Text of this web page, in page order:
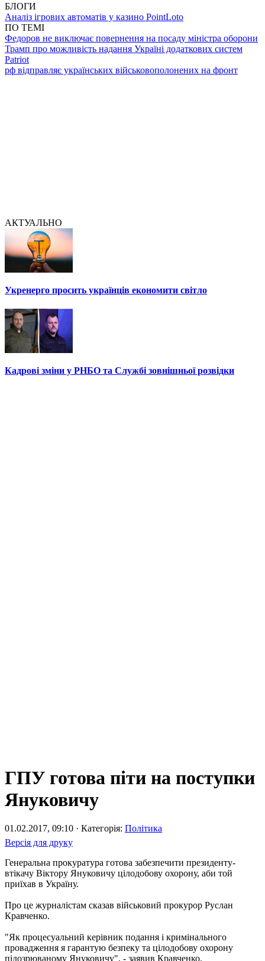
БЛОГИ
Аналіз ігрових автоматів у казино PointLoto
ПО ТЕМІ
Федоров не виключає повернення на посаду міністра оборони
Трамп про можливість надання Україні додаткових систем
Patriot
рф відправляє українських військовополонених на фронт
АКТУАЛЬНО
Укренерго просить українців економити світло
Кадрові зміни у РНБО та Службі зовнішньої розвідки
ГПУ готова піти на поступки
Януковичу
01.02.2017, 09:10 · Категорія: Політика
Версія для друку
Генеральна прокуратура готова забезпечити президенту-
втікачу Віктору Януковичу цілодобову охорону, аби той
приїхав в Україну.
Про це журналістам сказав військовий прокурор Руслан
Кравченко.
"Як процесуальний керівник подання і кримінального
провадження я гарантую безпеку та цілодобову охорону
підозрюваному Януковичу", - заявив Кравченко.